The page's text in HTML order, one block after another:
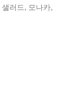
러드, 모나카,